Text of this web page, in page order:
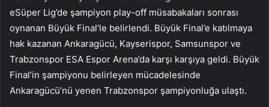
eSüper Lig’de şampiyon play-off müsabakaları sonrası
oynanan Büyük Final’le belirlendi. Büyük Final’e katılmaya
hak kazanan Ankaragücü, Kayserispor, Samsunspor ve
Trabzonspor ESA Espor Arena’da karşı karşıya geldi. Büyük
Final’in şampiyonu belirleyen mücadelesinde
Ankaragücü’nü yenen Trabzonspor şampiyonluğa ulaştı.